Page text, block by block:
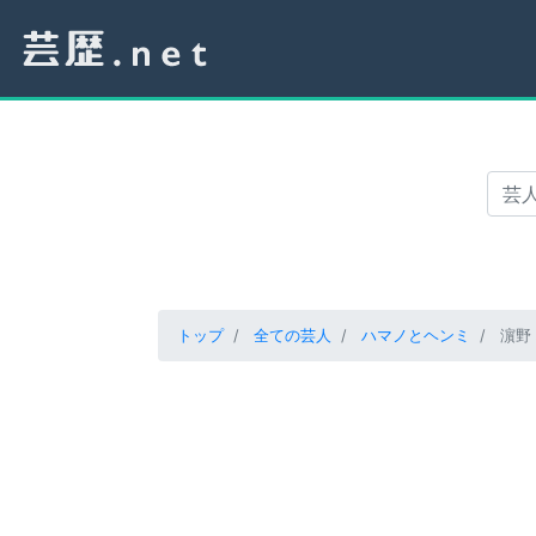
トップ 全ての芸人 ハマノとヘンミ 濵野